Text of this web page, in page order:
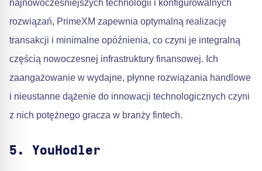
najnowocześniejszych technologii i konfigurowalnych
rozwiązań, PrimeXM zapewnia optymalną realizację
transakcji i minimalne opóźnienia, co czyni je integralną
częścią nowoczesnej infrastruktury finansowej. Ich
zaangażowanie w wydajne, płynne rozwiązania handlowe
i nieustanne dążenie do innowacji technologicznych czyni
z nich potężnego gracza w branży fintech.
5. YouHodler